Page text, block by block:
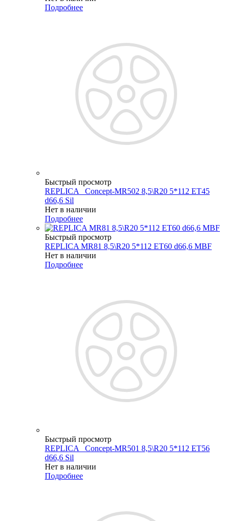
Подробнее
Быстрый просмотр
REPLICA _Concept-MR502 8,5\R20 5*112 ET45
d66,6 Sil
Нет в наличии
Подробнее
Быстрый просмотр
REPLICA MR81 8,5\R20 5*112 ET60 d66,6 MBF
Нет в наличии
Подробнее
Быстрый просмотр
REPLICA _Concept-MR501 8,5\R20 5*112 ET56
d66,6 Sil
Нет в наличии
Подробнее